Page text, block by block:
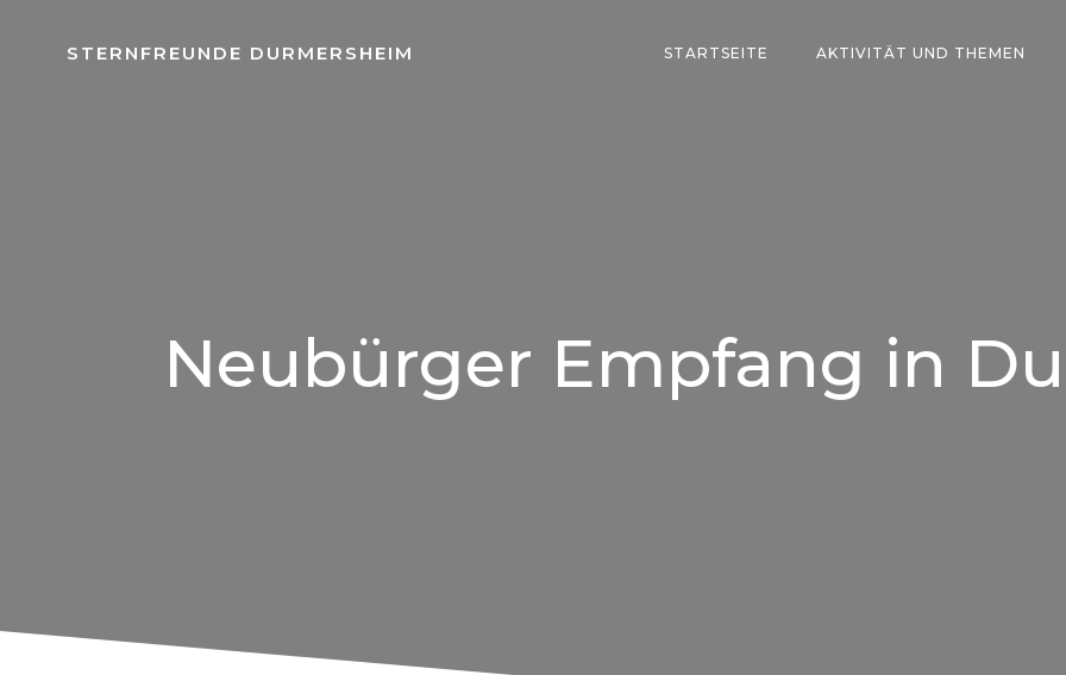
STERNFREUNDE DURMERSHEIM STARTSEITE AKTIVITÄT UND THEMEN
Neubürger Empfang in